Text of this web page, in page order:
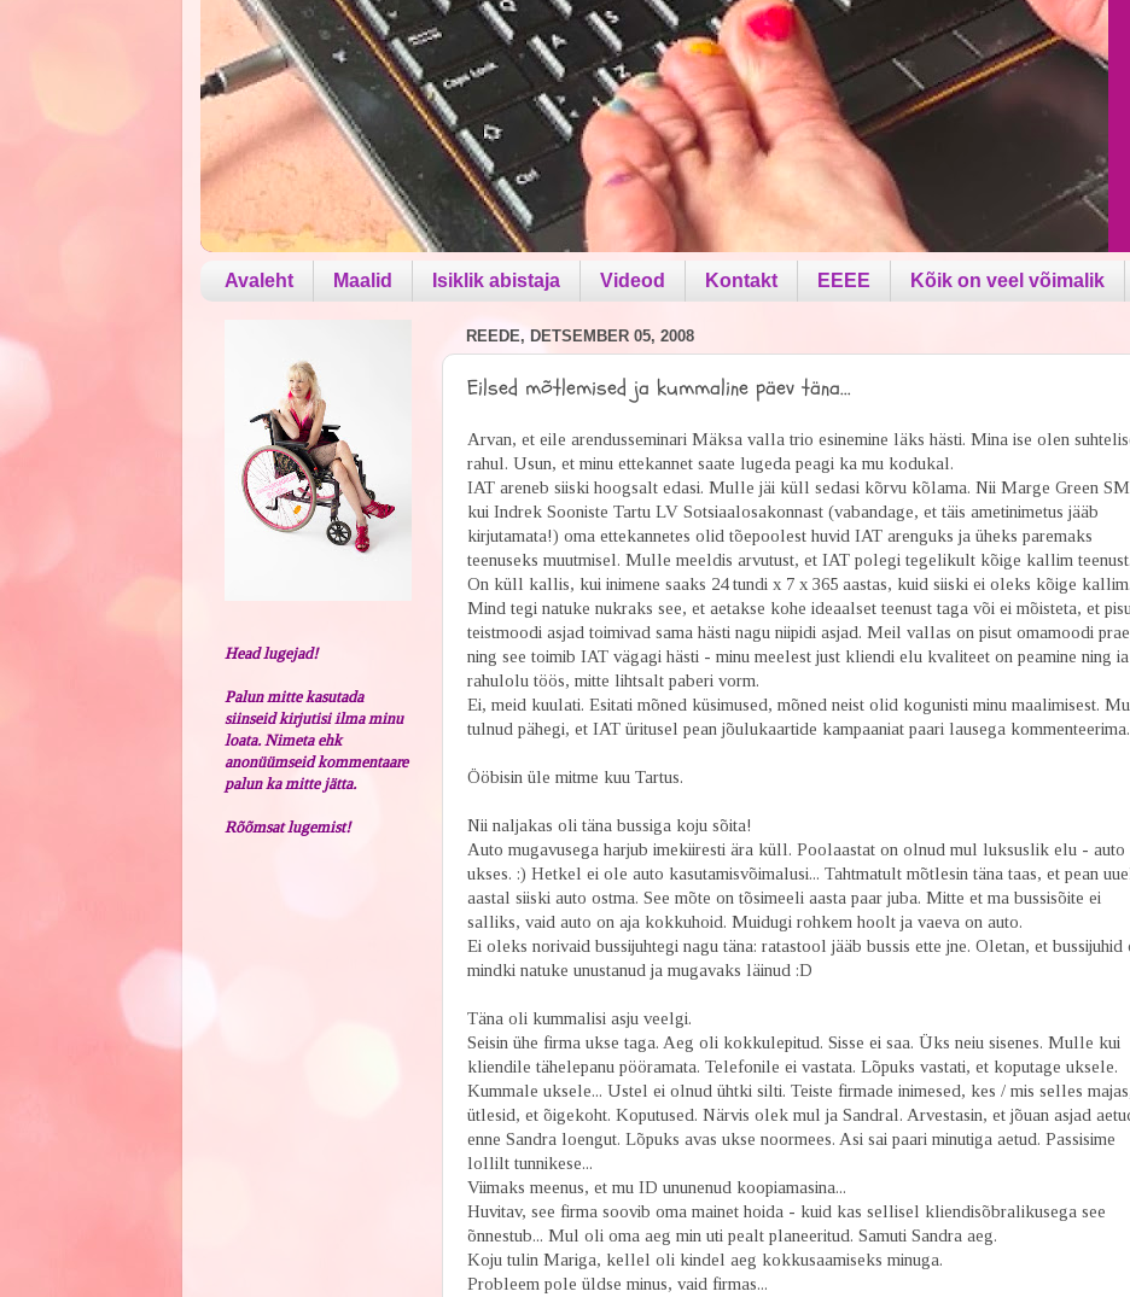
Avaleht Maalid Isiklik abistaja Videod Kontakt EEEE Kõik on veel võimalik
REEDE, DETSEMBER 05, 2008
Eilsed mõtlemised ja kummaline päev täna...
Arvan, et eile arendusseminari Mäksa valla trio esinemine läks hästi. Mina ise olen
rahul. Usun, et minu ettekannet saate lugeda peagi ka mu kodukal.
IAT areneb siiski hoogsalt edasi. Mulle jäi küll sedasi kõrvu kõlama. Nii Marge Green
kui Indrek Sooniste Tartu LV Sotsiaalosakonnast (vabandage, et täis ametinimetus jääb
kirjutamata!) oma ettekannetes olid tõepoolest huvid IAT arenguks ja üheks paremaks
teenuseks muutmisel. Mulle meeldis arvutust, et IAT polegi tegelikult kõige kallim teenust.
On küll kallis, kui inimene saaks 24 tundi x 7 x 365 aastas, kuid siiski ei oleks kõige kallim.
Mind tegi natuke nukraks see, et aetakse kohe ideaalset teenust taga või ei mõisteta, et
teistmoodi asjad toimivad sama hästi nagu niipidi asjad. Meil vallas on pisut omamoodi
ning see toimib IAT vägagi hästi - minu meelest just kliendi elu kvaliteet on peamine ning ia
rahulolu töös, mitte lihtsalt paberi vorm.
Ei, meid kuulati. Esitati mõned küsimused, mõned neist olid kogunisti minu maalimisest.
tulnud pähegi, et IAT üritusel pean jõulukaartide kampaaniat paari lausega
Ööbisin üle mitme kuu Tartus.
Nii naljakas oli täna bussiga koju sõita!
Auto mugavusega harjub imekiiresti ära küll. Poolaastat on olnud mul luksuslik elu - auto
ukses. :) Hetkel ei ole auto kasutamisvõimalusi... Tahtmatult mõtlesin täna taas, et pean
aastal siiski auto ostma. See mõte on tõsimeeli aasta paar juba. Mitte et ma bussisõite ei
salliks, vaid auto on aja kokkuhoid. Muidugi rohkem hoolt ja vaeva on auto.
Ei oleks norivaid bussijuhtegi nagu täna: ratastool jääb bussis ette jne. Oletan, et bussijuhid
mindki natuke unustanud ja mugavaks läinud :D
Täna oli kummalisi asju veelgi.
Seisin ühe firma ukse taga. Aeg oli kokkulepitud. Sisse ei saa. Üks neiu sisenes. Mulle kui
kliendile tähelepanu pööramata. Telefonile ei vastata. Lõpuks vastati, et koputage uksele.
Kummale uksele... Ustel ei olnud ühtki silti. Teiste firmade inimesed, kes / mis selles
ütlesid, et õigekoht. Koputused. Närvis olek mul ja Sandral. Arvestasin, et jõuan asjad
enne Sandra loengut. Lõpuks avas ukse noormees. Asi sai paari minutiga aetud. Passisime
lollilt tunnikese...
Viimaks meenus, et mu ID ununenud koopiamasina...
Huvitav, see firma soovib oma mainet hoida - kuid kas sellisel kliendisõbralikusega see
õnnestub... Mul oli oma aeg min uti pealt planeeritud. Samuti Sandra aeg.
Koju tulin Mariga, kellel oli kindel aeg kokkusaamiseks minuga.
Probleem pole üldse minus, vaid firmas...
Head lugejad!
Palun mitte kasutada
siinseid kirjutisi ilma minu
loata. Nimeta ehk
anonüümseid kommentaare
palun ka mitte jätta.
Rõõmsat lugemist!